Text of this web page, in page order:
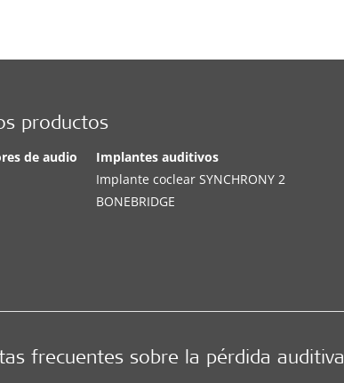
productos
de audio
Implantes auditivos
Implante coclear SYNCHRONY 2
BONEBRIDGE
frecuentes sobre la pérdida auditiva